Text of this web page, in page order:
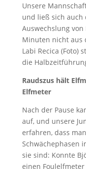
Unsere
und ließ sich
Auswechslung
Minuten nicht aus
Labi Recica (Foto)
die
Raudszus hält
Elfmeter
Nach der Pause
auf, und unsere
erfahren, dass
Schwächephasen
sie sind: Konnte
einen Foulelfmeter